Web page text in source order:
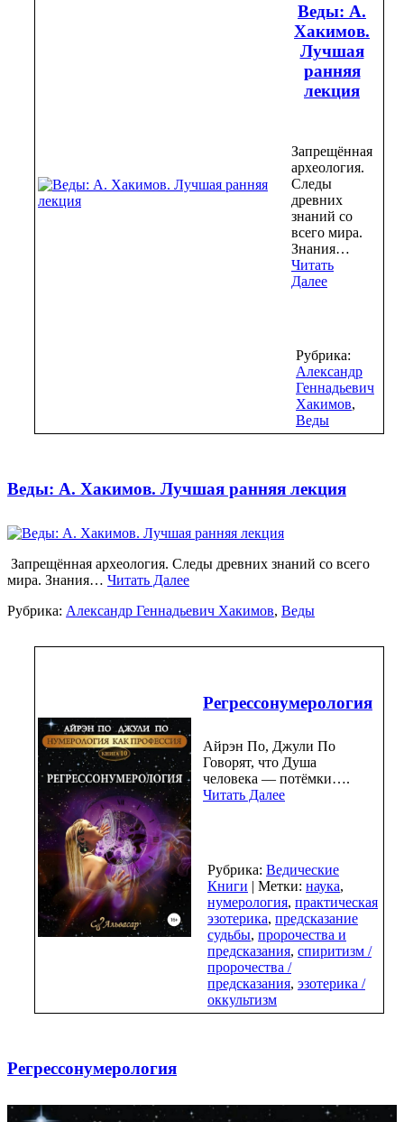
Веды: А.
Хакимов.
Лучшая
ранняя
лекция
Запрещённая
археология.
Следы
древних
знаний со
всего мира.
Знания…
Читать
Далее
Рубрика:
Александр
Геннадьевич
Хакимов,
Веды
Веды: А. Хакимов. Лучшая ранняя лекция
Запрещённая археология. Следы древних знаний со всего
мира. Знания… Читать Далее
Рубрика: Александр Геннадьевич Хакимов, Веды
Регрессонумерология
Айрэн По, Джули По
Говорят, что Душа
человека — потёмки….
Читать Далее
Рубрика: Ведические
Книги | Метки: наука,
нумерология, практическая
эзотерика, предсказание
судьбы, пророчества и
предсказания, спиритизм /
пророчества /
предсказания, эзотерика /
оккультизм
Регрессонумерология